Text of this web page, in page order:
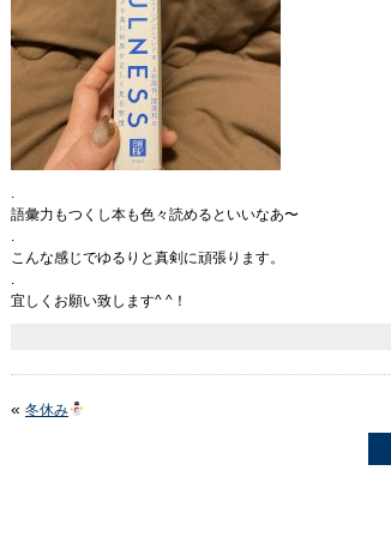
.
語彙力もつくし本も色々読めるといいなあ〜
.
こんな感じでゆるりと真剣に頑張ります。
.
宜しくお願い致します^ ^！
« 冬休み